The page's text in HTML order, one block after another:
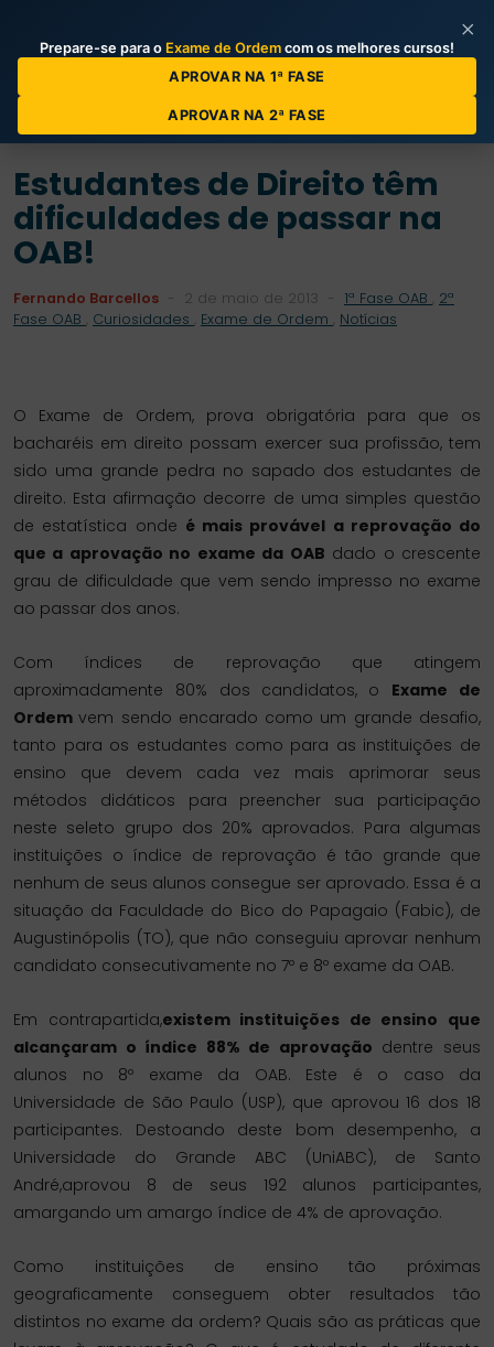
Categorias de Posts
Estudantes de Direito têm
dificuldades de passar na
OAB!
Fernando Barcellos 2 de maio de 2013 1ª Fase OAB
2ª
Fase OAB
Curiosidades Exame de Ordem Notícias
O Exame de Ordem, prova obrigatória para que os
bacharéis em direito possam exercer sua profissão, tem
sido uma grande pedra no sapado dos estudantes de
direito. Esta afirmação decorre de uma simples questão
de estatística onde é mais provável a reprovação do
que a aprovação no exame da OAB dado o crescente
grau de dificuldade que vem sendo impresso no exame
ao passar dos anos.
Com índices de reprovação que atingem
aproximadamente 80% dos candidatos, o Exame de
Ordemvem sendo encarado como um grande desafio,
tanto para os estudantes como para as instituições de
ensino que devem cada vez mais aprimorar seus
métodos didáticos para preencher sua participação
neste seleto grupo dos 20% aprovados. Para algumas
instituições o índice de reprovação é tão grande que
nenhum de seus alunos consegue ser aprovado. Essa é a
situação da Faculdade do Bico do Papagaio (Fabic), de
Augustinópolis (TO), que não conseguiu aprovar nenhum
candidato consecutivamente no 7º e 8º exame da OAB.
Em contrapartida,existem instituições de ensino que
alcançaram o índice 88% de aprovação dentre seus
alunos no 8º exame da OAB. Este é o caso da
Universidade de São Paulo (USP), que aprovou 16 dos 18
participantes. Destoando deste bom desempenho, a
Universidade do Grande ABC (UniABC), de Santo
André,aprovou 8 de seus 192 alunos participantes,
amargando um amargo índice de 4% de aprovação.
Como instituições de ensino tão próximas
geograficamente conseguem obter resultados tão
distintos no exame da ordem? Quais são as práticas que
×
Prepare-se para o Exame de Ordem com os melhores cursos!
APROVAR NA 1ª FASE
APROVAR NA 2ª FASE